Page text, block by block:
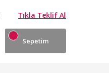
Tıkla Teklif Al
Sepetim